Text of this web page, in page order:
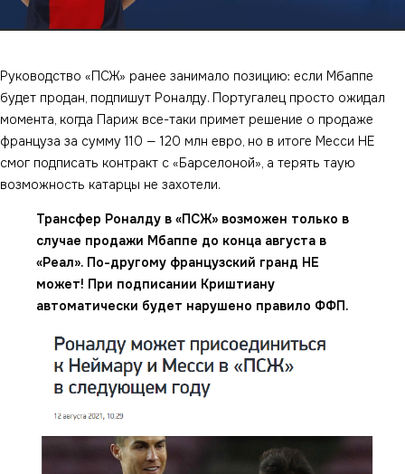
Руководство «ПСЖ» ранее занимало позицию: если Мбаппе
будет продан, подпишут Роналду. Португалец просто ожидал
момента, когда Париж все-таки примет решение о продаже
француза за сумму 110 — 120 млн евро, но в итоге Месси НЕ
смог подписать контракт с «Барселоной», а терять таую
возможность катарцы не захотели.
Трансфер Роналду в «ПСЖ» возможен только в
случае продажи Мбаппе до конца августа в
«Реал». По-другому французский гранд НЕ
может! При подписании Криштиану
автоматически будет нарушено правило ФФП.